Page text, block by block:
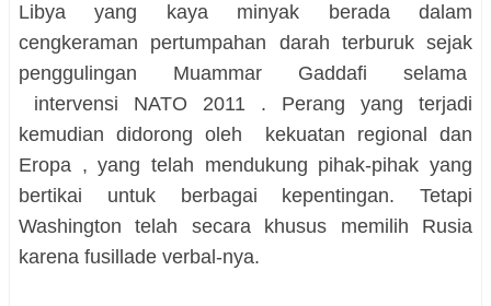
Libya yang kaya minyak berada dalam
cengkeraman pertumpahan darah terburuk sejak
penggulingan Muammar Gaddafi selama
intervensi NATO 2011 . Perang yang terjadi
kemudian didorong oleh kekuatan regional dan
Eropa , yang telah mendukung pihak-pihak yang
bertikai untuk berbagai kepentingan. Tetapi
Washington telah secara khusus memilih Rusia
karena fusillade verbal-nya.